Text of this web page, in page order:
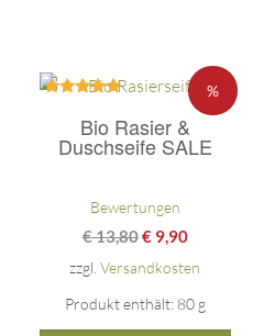
%
Bio Rasier &
Duschseife SALE
mit
5.00
von 5
Bewertungen
€13,80€9,90
zzgl.Versandkosten
Produkt enthält: 80 g